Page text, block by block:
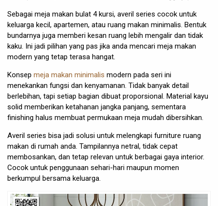
Sebagai meja makan bulat 4 kursi, averil series cocok untuk
keluarga kecil, apartemen, atau ruang makan minimalis. Bentuk
bundarnya juga memberi kesan ruang lebih mengalir dan tidak
kaku. Ini jadi pilihan yang pas jika anda mencari meja makan
modern yang tetap terasa hangat.
Konsep meja makan minimalis modern pada seri ini
menekankan fungsi dan kenyamanan. Tidak banyak detail
berlebihan, tapi setiap bagian dibuat proporsional. Material kayu
solid memberikan ketahanan jangka panjang, sementara
finishing halus membuat permukaan meja mudah dibersihkan.
Averil series bisa jadi solusi untuk melengkapi furniture ruang
makan di rumah anda. Tampilannya netral, tidak cepat
membosankan, dan tetap relevan untuk berbagai gaya interior.
Cocok untuk penggunaan sehari-hari maupun momen
berkumpul bersama keluarga.